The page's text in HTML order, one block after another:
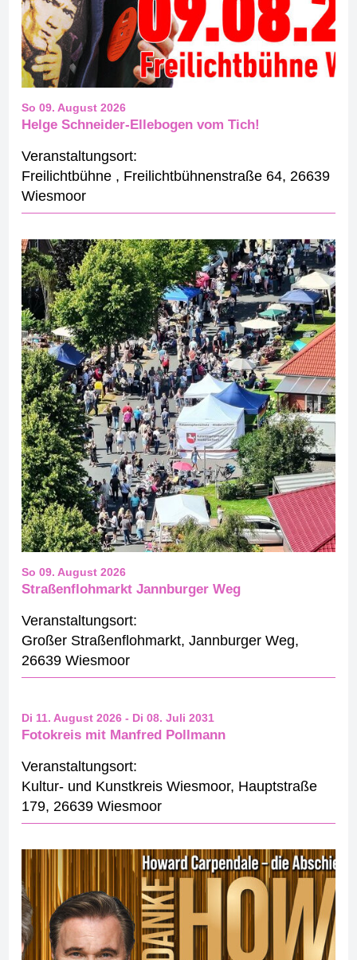
Helge Schneider-Ellebogen vom Tich!
So 09. August 2026
Veranstaltungsort:
Freilichtbühne , Freilichtbühnenstraße 64, 26639
Wiesmoor
Straßenflohmarkt Jannburger Weg
So 09. August 2026
Veranstaltungsort:
Großer Straßenflohmarkt, Jannburger Weg,
26639 Wiesmoor
Fotokreis mit Manfred Pollmann
Di 11. August 2026 - Di 08. Juli 2031
Veranstaltungsort:
Kultur- und Kunstkreis Wiesmoor, Hauptstraße
179, 26639 Wiesmoor